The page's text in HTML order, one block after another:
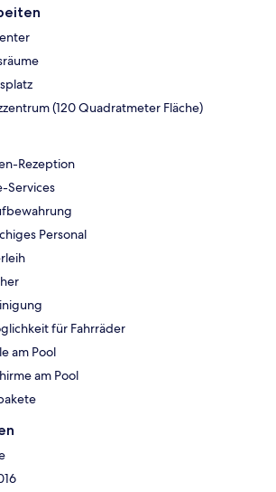
(120 Quadratmeter Fläche)
Rezeption
Services
Personal
für Fahrräder
am Pool
am Pool